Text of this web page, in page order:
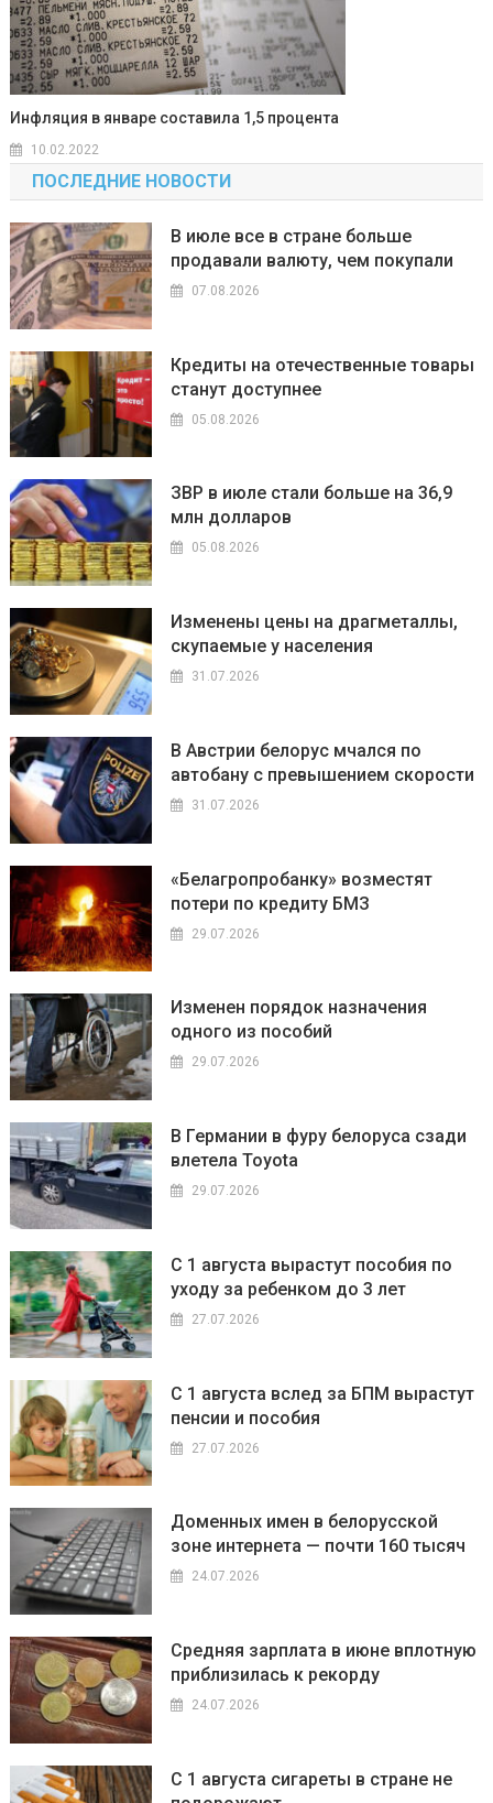
Инфляция в январе составила 1,5 процента
10.02.2022
ПОСЛЕДНИЕ НОВОСТИ
В июле все в стране больше
продавали валюту, чем покупали
07.08.2026
Кредиты на отечественные товары
станут доступнее
05.08.2026
ЗВР в июле стали больше на 36,9
млн долларов
05.08.2026
Изменены цены на драгметаллы,
скупаемые у населения
31.07.2026
В Австрии белорус мчался по
автобану с превышением скорости
31.07.2026
«Белагропробанку» возместят
потери по кредиту БМЗ
29.07.2026
Изменен порядок назначения
одного из пособий
29.07.2026
В Германии в фуру белоруса сзади
влетела Toyota
29.07.2026
С 1 августа вырастут пособия по
уходу за ребенком до 3 лет
27.07.2026
С 1 августа вслед за БПМ вырастут
пенсии и пособия
27.07.2026
Доменных имен в белорусской
зоне интернета — почти 160 тысяч
24.07.2026
Средняя зарплата в июне вплотную
приблизилась к рекорду
24.07.2026
С 1 августа сигареты в стране не